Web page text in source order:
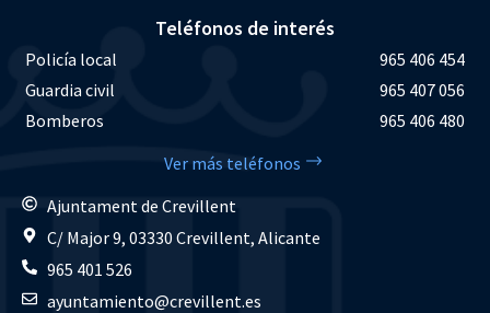
Teléfonos de interés
Policía local
965 406 454
Guardia civil
965 407 056
Bomberos
965 406 480
Ver más teléfonos
Ajuntament de Crevillent
C/ Major 9, 03330 Crevillent, Alicante
965 401 526
ayuntamiento@crevillent.es